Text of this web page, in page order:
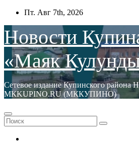
Перейти
содержимому
Пт. Авг 7th, 2026
Новости
«Маяк
Сетевое издание Купинского района
МКKUPINO.RU (МККУПИНО)